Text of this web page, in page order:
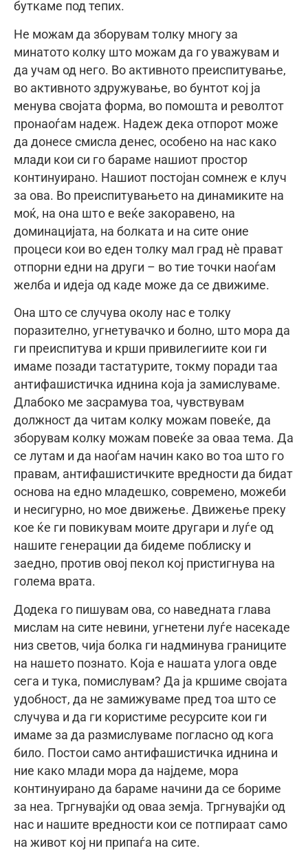
буткаме под тепих.
Не можам да зборувам толку многу за
минатото колку што можам да го уважувам и
да учам од него. Во активното преиспитување,
во активното здружување, во бунтот кој ја
менува својата форма, во помошта и револтот
пронаоѓам надеж. Надеж дека отпорот може
да донесе смисла денес, особено на нас како
млади кои си го бараме нашиот простор
континуирано. Нашиот постојан сомнеж е клуч
за ова. Во преиспитувањето на динамиките на
моќ, на она што е веќе закоравено, на
доминацијата, на болката и на сите оние
процеси кои во еден толку мал град нè прават
отпорни едни на други – во тие точки наоѓам
желба и идеја од каде може да се движиме.
Она што се случува околу нас е толку
поразително, угнетувачко и болно, што мора да
ги преиспитува и крши привилегиите кои ги
имаме позади тастатурите, токму поради таа
антифашистичка иднина која ја замислуваме.
Длабоко ме засрамува тоа, чувствувам
должност да читам колку можам повеќе, да
зборувам колку можам повеќе за оваа тема. Да
се лутам и да наоѓам начин како во тоа што го
правам, антифашистичките вредности да бидат
основа на едно младешко, современо, можеби
и несигурно, но мое движење. Движење преку
кое ќе ги повикувам моите другари и луѓе од
нашите генерации да бидеме поблиску и
заедно, против овој пекол кој пристигнува на
голема врата.
Додека го пишувам ова, со наведната глава
мислам на сите невини, угнетени луѓе насекаде
низ светов, чија болка ги надминува границите
на нашето познато. Која е нашата улога овде
сега и тука, помислувам? Да ја кршиме својата
удобност, да не замижуваме пред тоа што се
случува и да ги користиме ресурсите кои ги
имаме за да размислуваме погласно од кога
било. Постои само антифашистичка иднина и
ние како млади мора да најдеме, мора
континуирано да бараме начини да се бориме
за неа. Тргнувајќи од оваа земја. Тргнувајќи од
нас и нашите вредности кои се потпираат само
на живот кој ни припаѓа на сите.